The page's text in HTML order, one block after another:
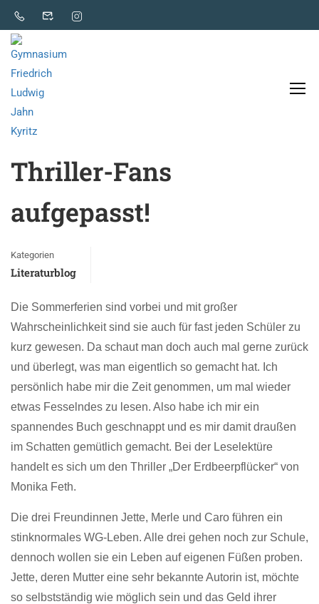
Literaturblog
Thriller-Fans
aufgepasst!
Kategorien
Literaturblog
Die Sommerferien sind vorbei und mit großer
Wahrscheinlichkeit sind sie auch für fast jeden Schüler zu
kurz gewesen. Da schaut man doch auch mal gerne zurück
und überlegt, was man eigentlich so gemacht hat. Ich
persönlich habe mir die Zeit genommen, um mal wieder
etwas Fesselndes zu lesen. Also habe ich mir ein
spannendes Buch geschnappt und es mir damit draußen
im Schatten gemütlich gemacht. Bei der Leselektüre
handelt es sich um den Thriller „Der Erdbeerpflücker“ von
Monika Feth.
Die drei Freundinnen Jette, Merle und Caro führen ein
stinknormales WG-Leben. Alle drei gehen noch zur Schule,
dennoch wollen sie ein Leben auf eigenen Füßen proben.
Jette, deren Mutter eine sehr bekannte Autorin ist, möchte
so selbstständig wie möglich sein und das Geld ihrer